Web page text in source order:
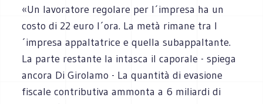
«Un lavoratore regolare per l´impresa ha un
costo di 22 euro l´ora. La metà rimane tra l
´impresa appaltatrice e quella subappaltante.
La parte restante la intasca il caporale - spiega
ancora Di Girolamo - La quantità di evasione
fiscale contributiva ammonta a 6 miliardi di